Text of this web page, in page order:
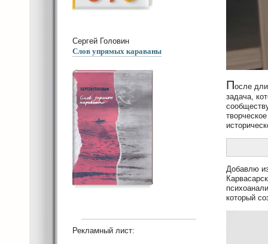
После
задача,
Добавлю
который
Сергей Головин
Слов упрямых караваны
Рекламный лист: